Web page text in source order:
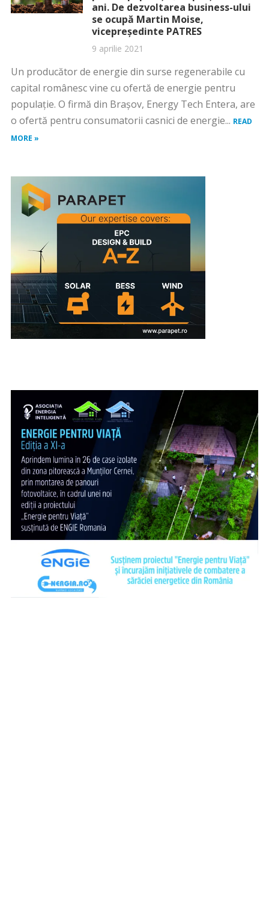
ani. De dezvoltarea business-ului
se ocupă Martin Moise,
vicepreședinte PATRES
9 aprilie 2021
Un producător de energie din surse regenerabile cu
capital românesc vine cu ofertă de energie pentru
populație. O firmă din Brașov, Energy Tech Entera, are
o ofertă pentru consumatorii casnici de energie... READ
MORE »